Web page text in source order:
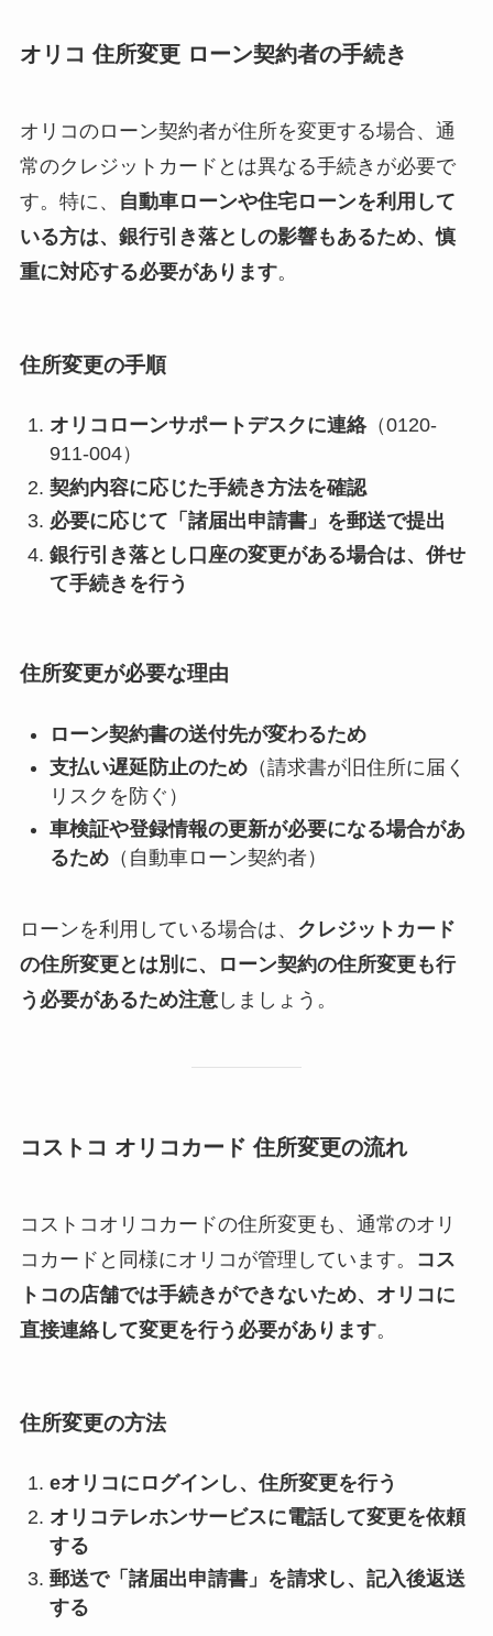
オリコ 住所変更 ローン契約者の手続き
オリコのローン契約者が住所を変更する場合、通
常のクレジットカードとは異なる手続きが必要で
す。特に、
自動車ローンや住宅ローンを利用して
いる方は、銀行引き落としの影響もあるため、慎
重に対応する必要があります。
住所変更の手順
オリコローンサポートデスクに連絡（0120-
911-004）
契約内容に応じた手続き方法を確認
必要に応じて「諸届出申請書」を郵送で提出
銀行引き落とし口座の変更がある場合は、併せ
て手続きを行う
住所変更が必要な理由
ローン契約書の送付先が変わるため
支払い遅延防止のため（請求書が旧住所に届く
リスクを防ぐ）
車検証や登録情報の更新が必要になる場合があ
るため（自動車ローン契約者）
ローンを利用している場合は、 クレジットカード
の住所変更とは別に、ローン契約の住所変更も行
う必要があるため注意しましょう。
コストコ オリコカード 住所変更の流れ
コストコオリコカードの住所変更も、通常のオリ
コカードと同様にオリコが管理しています。
コス
トコの店舗では手続きができないため、オリコに
直接連絡して変更を行う必要があります。
住所変更の方法
eオリコにログインし、住所変更を行う
オリコテレホンサービスに電話して変更を依頼
する
郵送で「諸届出申請書」を請求し、記入後返送
する